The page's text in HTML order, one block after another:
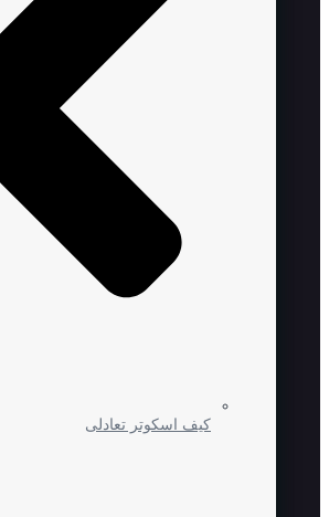
کیف اسکوتر تعادلی